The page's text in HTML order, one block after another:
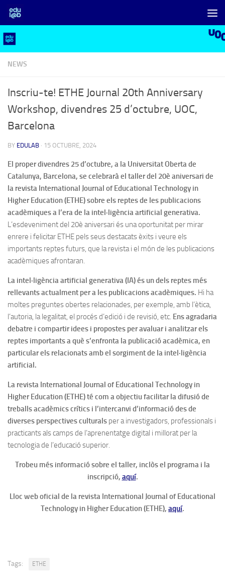
Skip to content
NEWS
Inscriu-te! ETHE Journal 20th Anniversary
Workshop, divendres 25 d’octubre, UOC,
Barcelona
BY EDULAB · 15 OCTUBRE, 2024
El proper divendres 25 d’octubre, a la Universitat Oberta de
Catalunya, Barcelona, ​​se celebrarà el taller del 20è aniversari de
la revista International Journal of Educational Technology in
Higher Education (ETHE) sobre els reptes de les publicacions
acadèmiques a l’era de la intel·ligència artificial generativa.
L’esdeveniment del 20è aniversari és una oportunitat per mirar
enrere i felicitar ETHE pels seus destacats èxits i veure els
importants reptes futurs, que la revista i el món de les publicacions
acadèmiques afrontaran.
La intel·ligència artificial generativa (IA) és un dels reptes més
rellevants actualment per a les publicacions acadèmiques. Hi ha
moltes preguntes obertes relacionades, per exemple, amb l’ètica,
l’autoria, la legalitat, el procés d’edició i de revisió, etc. Ens agradaria
debatre i compartir idees i propostes per avaluar i analitzar els
reptes importants a què s’enfronta la publicació acadèmica, en
particular els relacionats amb el sorgiment de la intel·ligència
artificial.
La revista International Journal of Educational Technology in
Higher Education (ETHE) té com a objectiu facilitar la difusió de
treballs acadèmics crítics i l’intercanvi d’informació des de
diverses perspectives culturals per a investigadors, professionals i
practicants als camps de l’aprenentatge digital i millorat per la
tecnologia de l’educació superior.
Trobeu més informació sobre el taller, inclòs el programa i la
inscripció, aquí.
Lloc web oficial de la revista International Journal of Educational
Technology in Higher Education (ETHE), aquí.
Tags: ETHE